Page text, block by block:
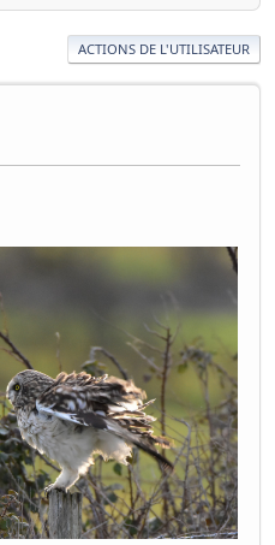
ACTIONS DE L'UTILISATEUR